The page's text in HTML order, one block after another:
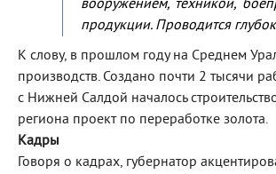
вооружением, техникой,
продукции. Проводится
К слову, в прошлом году на Среднем
производств. Создано почти 2 тысячи
с Нижней Салдой началось
региона проект по переработке золота.
Кадры
Говоря о кадрах, губернатор